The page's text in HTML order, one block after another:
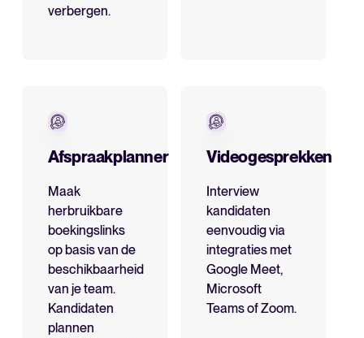
verbergen.
Afspraakplanner
Maak
herbruikbare
boekingslinks
op basis van de
beschikbaarheid
van je team.
Kandidaten
plannen
Videogesprekken
Interview
kandidaten
eenvoudig via
integraties met
Google Meet,
Microsoft
Teams of Zoom.